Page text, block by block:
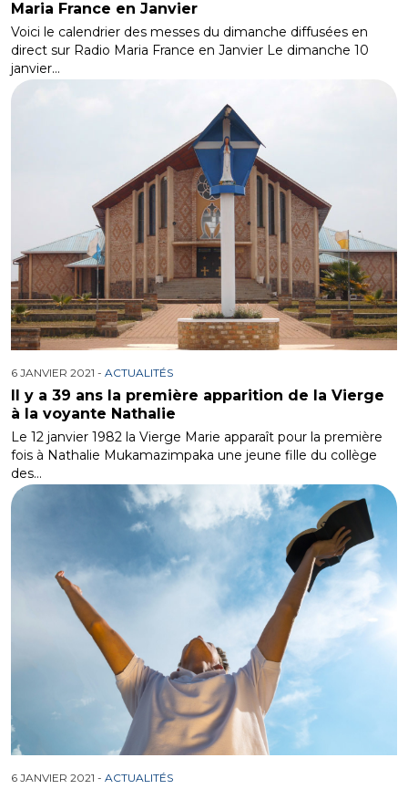
Maria France en Janvier
Voici le calendrier des messes du dimanche diffusées en
direct sur Radio Maria France en Janvier Le dimanche 10
janvier…
6 JANVIER 2021 - ACTUALITÉS
Il y a 39 ans la première apparition de la Vierge
à la voyante Nathalie
Le 12 janvier 1982 la Vierge Marie apparaît pour la première
fois à Nathalie Mukamazimpaka une jeune fille du collège
des…
6 JANVIER 2021 - ACTUALITÉS